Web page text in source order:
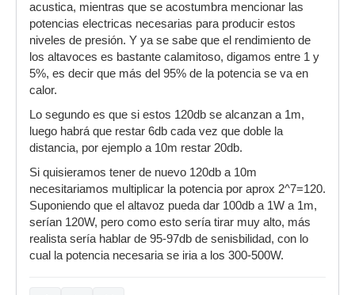
acustica, mientras que se acostumbra mencionar las
potencias electricas necesarias para producir estos
niveles de presión. Y ya se sabe que el rendimiento de
los altavoces es bastante calamitoso, digamos entre 1 y
5%, es decir que más del 95% de la potencia se va en
calor.
Lo segundo es que si estos 120db se alcanzan a 1m,
luego habrá que restar 6db cada vez que doble la
distancia, por ejemplo a 10m restar 20db.
Si quisieramos tener de nuevo 120db a 10m
necesitariamos multiplicar la potencia por aprox 2^7=120.
Suponiendo que el altavoz pueda dar 100db a 1W a 1m,
serían 120W, pero como esto sería tirar muy alto, más
realista sería hablar de 95-97db de senisbilidad, con lo
cual la potencia necesaria se iria a los 300-500W.